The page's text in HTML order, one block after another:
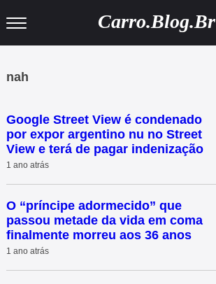
Carro.Blog.Br
nah
Google Street View é condenado
por expor argentino nu no Street
View e terá de pagar indenização
1 ano atrás
O “príncipe adormecido” que
passou metade da vida em coma
finalmente morreu aos 36 anos
1 ano atrás